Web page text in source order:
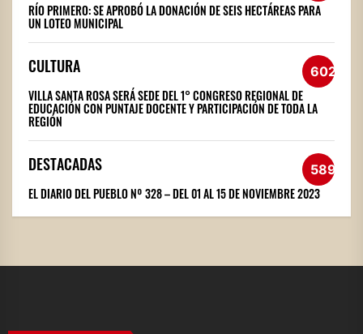
RÍO PRIMERO: SE APROBÓ LA DONACIÓN DE SEIS HECTÁREAS PARA
UN LOTEO MUNICIPAL
CULTURA 602
VILLA SANTA ROSA SERÁ SEDE DEL 1° CONGRESO REGIONAL DE
EDUCACIÓN CON PUNTAJE DOCENTE Y PARTICIPACIÓN DE TODA LA
REGIÓN
DESTACADAS 589
EL DIARIO DEL PUEBLO Nº 328 – DEL 01 AL 15 DE NOVIEMBRE 2023